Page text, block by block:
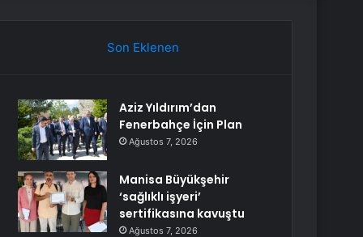
Son Eklenen
Aziz Yıldırım’dan
Fenerbahçe İçin Plan
Ağustos 7, 2026
Manisa Büyükşehir
‘sağlıklı işyeri’
sertifikasına kavuştu
Ağustos 7, 2026